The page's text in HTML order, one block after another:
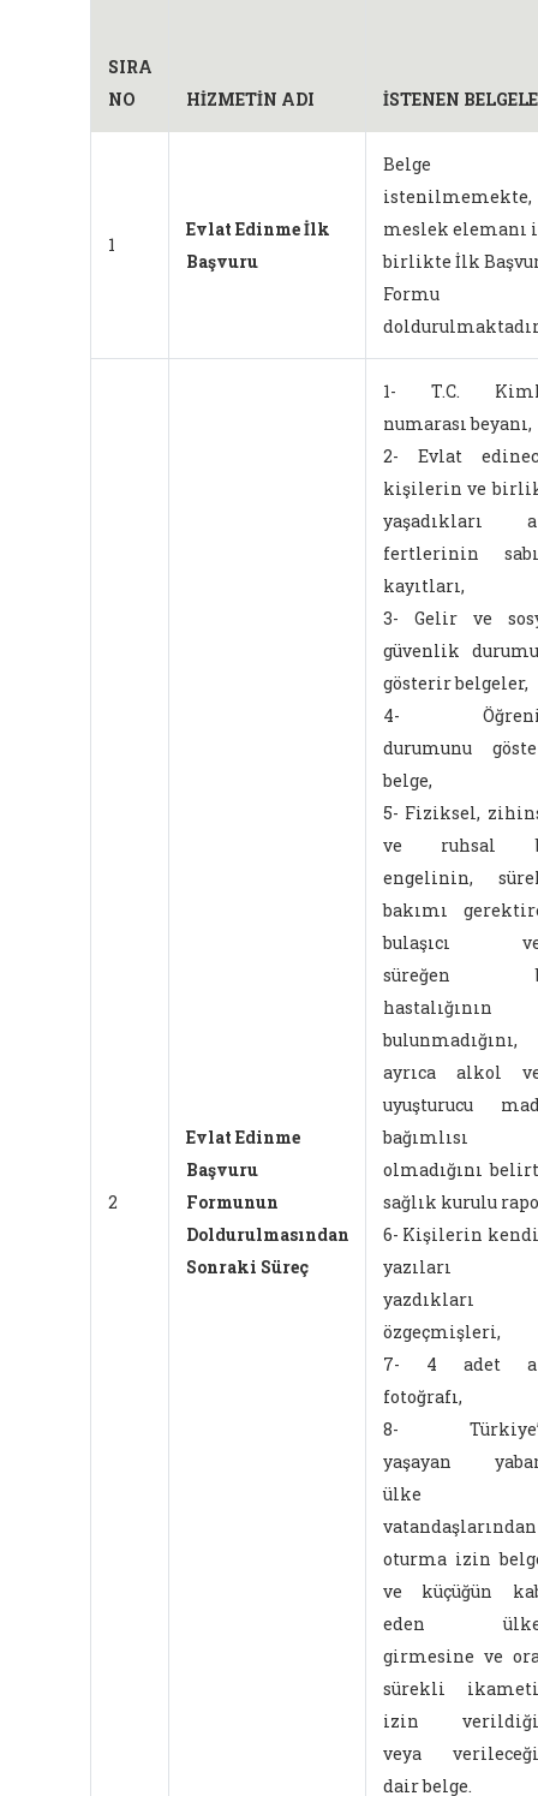
SIRA
NO
HİZMETİN ADI İSTENEN
1
Evlat Edinme İlk
Başvuru
Belge
istenilmemekte,
meslek elemanı
birlikte İlk
Formu
2
Evlat Edinme
Başvuru
Formunun
Doldurulmasından
Sonraki Süreç
1- T.C.
numarası beyanı,
2- Evlat
kişilerin ve
yaşadıkları
fertlerinin
kayıtları,
3- Gelir ve
güvenlik
gösterir belgeler,
4-
durumunu
belge,
5- Fiziksel,
ve ruhsal
engelinin,
bakımı
bulaşıcı
süreğen
hastalığının
bulunmadığını,
ayrıca alkol
uyuşturucu
bağımlısı
olmadığını
sağlık kurulu
6- Kişilerin
yazıları
yazdıkları
özgeçmişleri,
7- 4 adet
fotoğrafı,
8-
yaşayan
ülke
vatandaşlarından
oturma izin
ve küçüğün
eden
girmesine ve
sürekli
izin
veya
dair belge.